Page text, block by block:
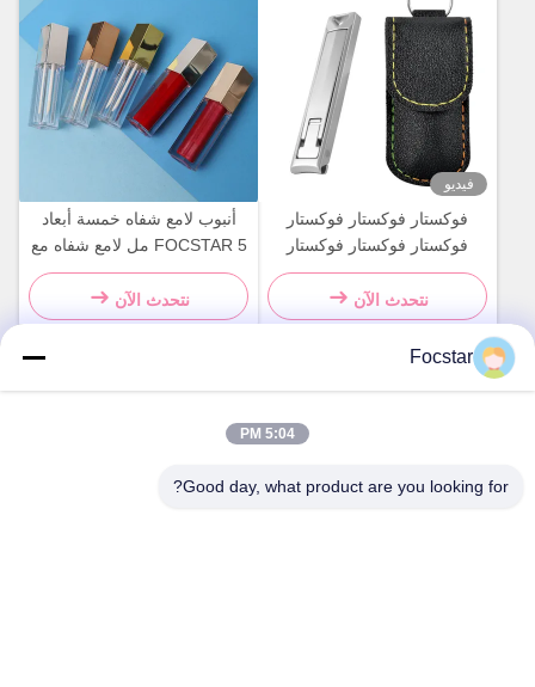
فيديو
فوكستار فوكستار فوكستار
فوكستار فوكستار فوكستار
فوكستار فوكستار
نتحدث الآن
أنبوب لامع شفاه خمسة أبعاد
FOCSTAR 5 مل لامع شفاه مع
طباعة الشاشة الحريرية
نتحدث الآن
العنوان
Focstar
5:04 PM
Good day, what product are you looking for?